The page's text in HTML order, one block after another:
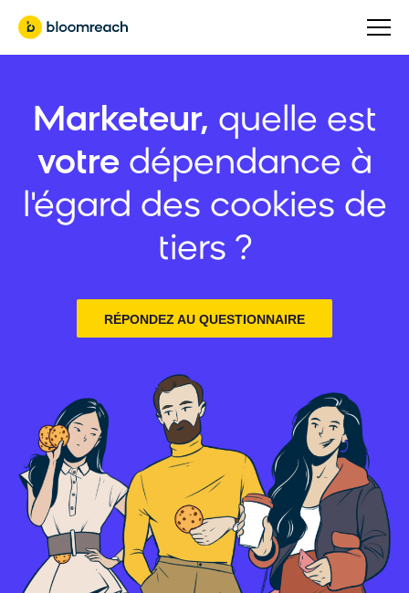
Marketeur, quelle est
votredépendance à
l'égard des cookies de
tiers ?
RÉPONDEZ AU QUESTIONNAIRE